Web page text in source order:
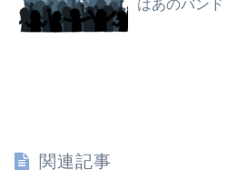
はあのバン
関連記事